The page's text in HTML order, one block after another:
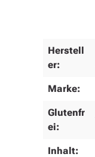
Herstell
er:
Marke:
Glutenfr
ei:
Inhalt: